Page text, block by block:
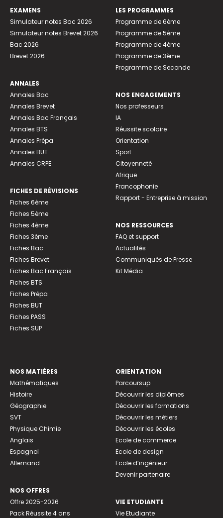
EXAMENS
Simulateur notes Bac 2026
Simulateur notes Brevet 2026
Bac 2026
Brevet 2026
ANNALES
Annales Bac
Annales Brevet
Annales Bac Français
Annales BTS
Annales Prépa
Annales BUT
Annales CRPE
FICHES DE RÉVISIONS
Fiches 6ème
Fiches 5ème
Fiches 4ème
Fiches 3ème
Fiches Bac
Fiches Brevet
Fiches Bac Français
Fiches BTS
Fiches Prépa
Fiches BUT
Fiches PASS
Fiches SUP
LES PROGRAMMES
Programme de 6ème
Programme de 5ème
Programme de 4ème
Programme de 3ème
Programme de Seconde
NOS ENGAGEMENTS
Nos professeurs
IA
Réussite scolaire
Orientation
Sport
Citoyenneté
Afrique
Francophonie
Rapport - Entreprise à mission
NOS RESSOURCES
FAQ et support
Actualités
Communiqués de Presse
Kit Média
NOS MATIÈRES
Mathématiques
Histoire
Géographie
SVT
Physique Chimie
Anglais
Espagnol
Allemand
NOS OFFRES
Offre 2025-2026
Pack Réussite 4 ans
ORIENTATION
Parcoursup
Découvrir les diplômes
Découvrir les formations
Découvrir les métiers
Découvrir les écoles
Ecole de commerce
Ecole de design
Ecole d’ingénieur
Devenir partenaire
VIE ETUDIANTE
Vie Etudiante